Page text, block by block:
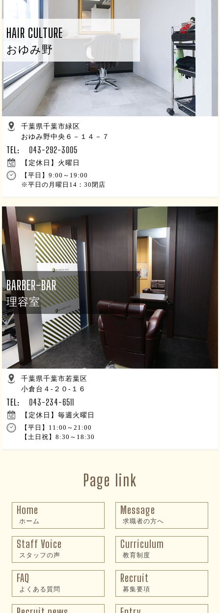
HAIR CULTURE
おゆみ野
千葉県千葉市緑区
おゆみ野中央６－１４－７
TEL: 043-292-3005
【定休日】火曜日
【平日】9:00～19:00
※平日の月曜日14：30閉店
BARBER-BAR
理容室
千葉県千葉市若葉区
小倉台４-２０-１６
TEL: 043-234-6511
【定休日】毎週火曜日
【平日】11:00～21:00
【土日祝】8:30～18:30
Page link
Home
ホーム
Message
求職者の方へ
Staff Voice
スタッフの声
Curriculum
教育制度
FAQ
よくある質問
Recruit
募集要項